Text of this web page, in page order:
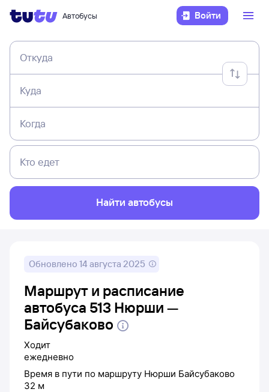
Автобусы Войти
Откуда
Куда
Когда
Кто едет
Найти автобусы
Обновлено 14 августа 2025
Маршрут и расписание
автобуса 513 Нюрши —
Байсубаково
Ходит
ежедневно
Время в пути по маршруту Нюрши Байсубаково
32 м